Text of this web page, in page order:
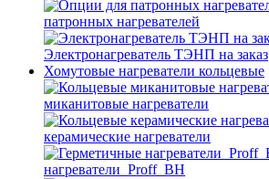
патронных нагревателей
Электронагреватель ТЭНП на заказ
Хомутовые нагреватели кольцевые
миканитовые нагреватели
керамические нагреватели
нагреватели_Proff_BH